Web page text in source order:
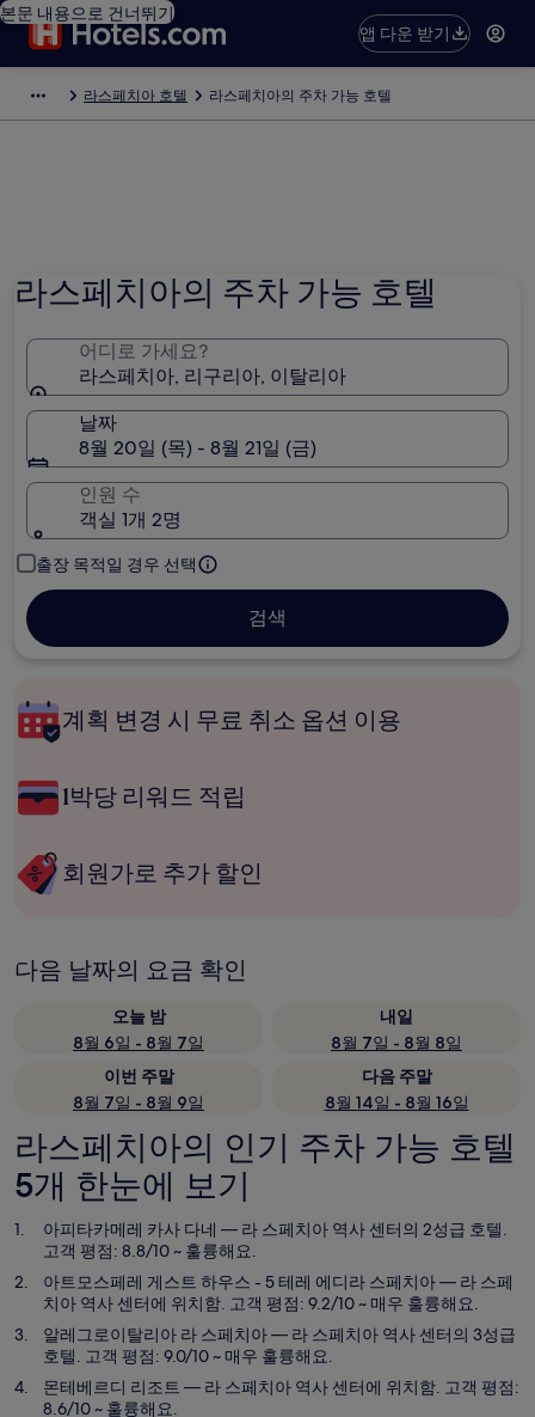
본문 내용으로 건너뛰기
앱 다운 받기
라스페치아 호텔 라스페치아의 주차 가능 호텔
라스페치아의 주차 가능 호텔
어디로 가세요?
라스페치아, 리구리아, 이탈리아
날짜
8월 20일 (목) - 8월 21일 (금)
인원 수
객실 1개 2명
출장 목적일 경우 선택
검색
계획 변경 시 무료 취소 옵션 이용
1박당 리워드 적립
회원가로 추가 할인
다음 날짜의 요금 확인
오늘 밤
8월 6일 - 8월 7일
내일
8월 7일 - 8월 8일
이번 주말
8월 7일 - 8월 9일
다음 주말
8월 14일 - 8월 16일
라스페치아의 인기 주차 가능 호텔
5개 한눈에 보기
아피타카메레 카사 다네 — 라 스페치아 역사 센터의 2성급 호텔.
고객 평점: 8.8/10 ~ 훌륭해요.
아트모스페레 게스트 하우스 - 5 테레 에디라 스페치아— 라 스페
치아 역사 센터에 위치함. 고객 평점: 9.2/10 ~ 매우 훌륭해요.
알레그로이탈리아 라 스페치아— 라 스페치아 역사 센터의 3성급
호텔. 고객 평점: 9.0/10 ~ 매우 훌륭해요.
몬테베르디 리조트 — 라 스페치아 역사 센터에 위치함. 고객 평점:
8.6/10 ~ 훌륭해요.